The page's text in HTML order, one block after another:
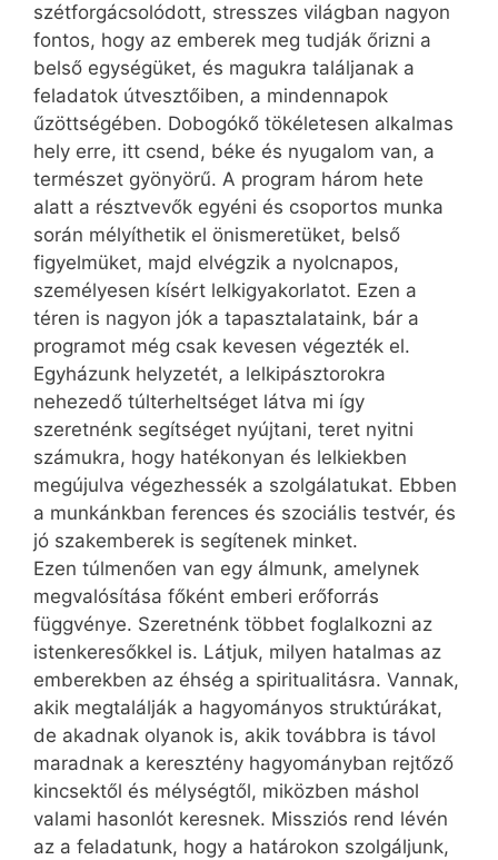
szétforgácsolódott, stresszes világban nagyon
fontos, hogy az emberek meg tudják őrizni a
belső egységüket, és magukra találjanak a
feladatok útvesztőiben, a mindennapok
űzöttségében. Dobogókő tökéletesen alkalmas
hely erre, itt csend, béke és nyugalom van, a
természet gyönyörű. A program három hete
alatt a résztvevők egyéni és csoportos munka
során mélyíthetik el önismeretüket, belső
figyelmüket, majd elvégzik a nyolcnapos,
személyesen kísért lelkigyakorlatot. Ezen a
téren is nagyon jók a tapasztalataink, bár a
programot még csak kevesen végezték el.
Egyházunk helyzetét, a lelkipásztorokra
nehezedő túlterheltséget látva mi így
szeretnénk segítséget nyújtani, teret nyitni
számukra, hogy hatékonyan és lelkiekben
megújulva végezhessék a szolgálatukat. Ebben
a munkánkban ferences és szociális testvér, és
jó szakemberek is segítenek minket.
Ezen túlmenően van egy álmunk, amelynek
megvalósítása főként emberi erőforrás
függvénye. Szeretnénk többet foglalkozni az
istenkeresőkkel is. Látjuk, milyen hatalmas az
emberekben az éhség a spiritualitásra. Vannak,
akik megtalálják a hagyományos struktúrákat,
de akadnak olyanok is, akik továbbra is távol
maradnak a keresztény hagyományban rejtőző
kincsektől és mélységtől, miközben máshol
valami hasonlót keresnek. Missziós rend lévén
az a feladatunk, hogy a határokon szolgáljunk,